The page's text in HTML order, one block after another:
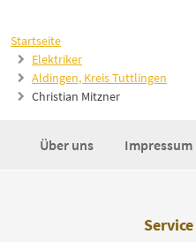
Startseite
Elektriker
Aldingen, Kreis Tuttlingen
Christian Mitzner
Über uns Impressum